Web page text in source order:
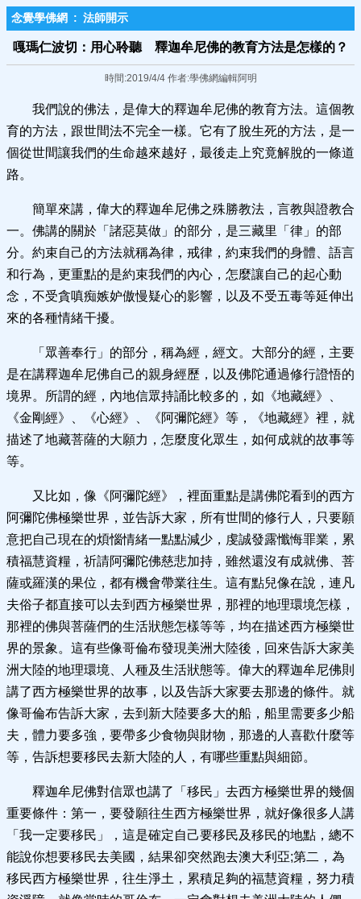
念覺學佛網 : 法師開示
嘎瑪仁波切：用心聆聽 釋迦牟尼佛的教育方法是怎樣的？
時間:2019/4/4 作者:學佛網編輯阿明
我們說的佛法，是偉大的釋迦牟尼佛的教育方法。這個教
育的方法，跟世間法不完全一樣。它有了脫生死的方法，是一
個從世間讓我們的生命越來越好，最後走上究竟解脫的一條道
路。
簡單來講，偉大的釋迦牟尼佛之殊勝教法，言教與證教合
一。佛講的關於「諸惡莫做」的部分，是三藏里「律」的部
分。約束自己的方法就稱為律，戒律，約束我們的身體、語言
和行為，更重點的是約束我們的內心，怎麼讓自己的起心動
念，不受貪嗔痴嫉妒傲慢疑心的影響，以及不受五毒等延伸出
來的各種情緒干擾。
「眾善奉行」的部分，稱為經，經文。大部分的經，主要
是在講釋迦牟尼佛自己的親身經歷，以及佛陀通過修行證悟的
境界。所謂的經，內地信眾持誦比較多的，如《地藏經》、
《金剛經》、《心經》、《阿彌陀經》等，《地藏經》裡，就
描述了地藏菩薩的大願力，怎麼度化眾生，如何成就的故事等
等。
又比如，像《阿彌陀經》，裡面重點是講佛陀看到的西方
阿彌陀佛極樂世界，並告訴大家，所有世間的修行人，只要願
意把自己現在的煩惱情緒一點點減少，虔誠發露懺悔罪業，累
積福慧資糧，祈請阿彌陀佛慈悲加持，雖然還沒有成就佛、菩
薩或羅漢的果位，都有機會帶業往生。這有點兒像在說，連凡
夫俗子都直接可以去到西方極樂世界，那裡的地理環境怎樣，
那裡的佛與菩薩們的生活狀態怎樣等等，均在描述西方極樂世
界的景象。這有些像哥倫布發現美洲大陸後，回來告訴大家美
洲大陸的地理環境、人種及生活狀態等。偉大的釋迦牟尼佛則
講了西方極樂世界的故事，以及告訴大家要去那邊的條件。就
像哥倫布告訴大家，去到新大陸要多大的船，船里需要多少船
夫，體力要多強，要帶多少食物與財物，那邊的人喜歡什麼等
等，告訴想要移民去新大陸的人，有哪些重點與細節。
釋迦牟尼佛對信眾也講了「移民」去西方極樂世界的幾個
重要條件：第一，要發願往生西方極樂世界，就好像很多人講
「我一定要移民」，這是確定自己要移民及移民的地點，總不
能說你想要移民去美國，結果卻突然跑去澳大利亞;第二，為
移民西方極樂世界，往生淨土，累積足夠的福慧資糧，努力積